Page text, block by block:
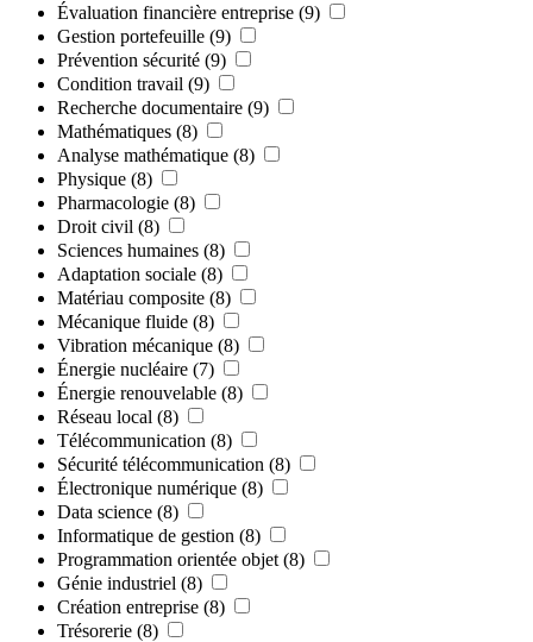
Évaluation financière entreprise (9)
Gestion portefeuille (9)
Prévention sécurité (9)
Condition travail (9)
Recherche documentaire (9)
Mathématiques (8)
Analyse mathématique (8)
Physique (8)
Pharmacologie (8)
Droit civil (8)
Sciences humaines (8)
Adaptation sociale (8)
Matériau composite (8)
Mécanique fluide (8)
Vibration mécanique (8)
Énergie nucléaire (7)
Énergie renouvelable (8)
Réseau local (8)
Télécommunication (8)
Sécurité télécommunication (8)
Électronique numérique (8)
Data science (8)
Informatique de gestion (8)
Programmation orientée objet (8)
Génie industriel (8)
Création entreprise (8)
Trésorerie (8)